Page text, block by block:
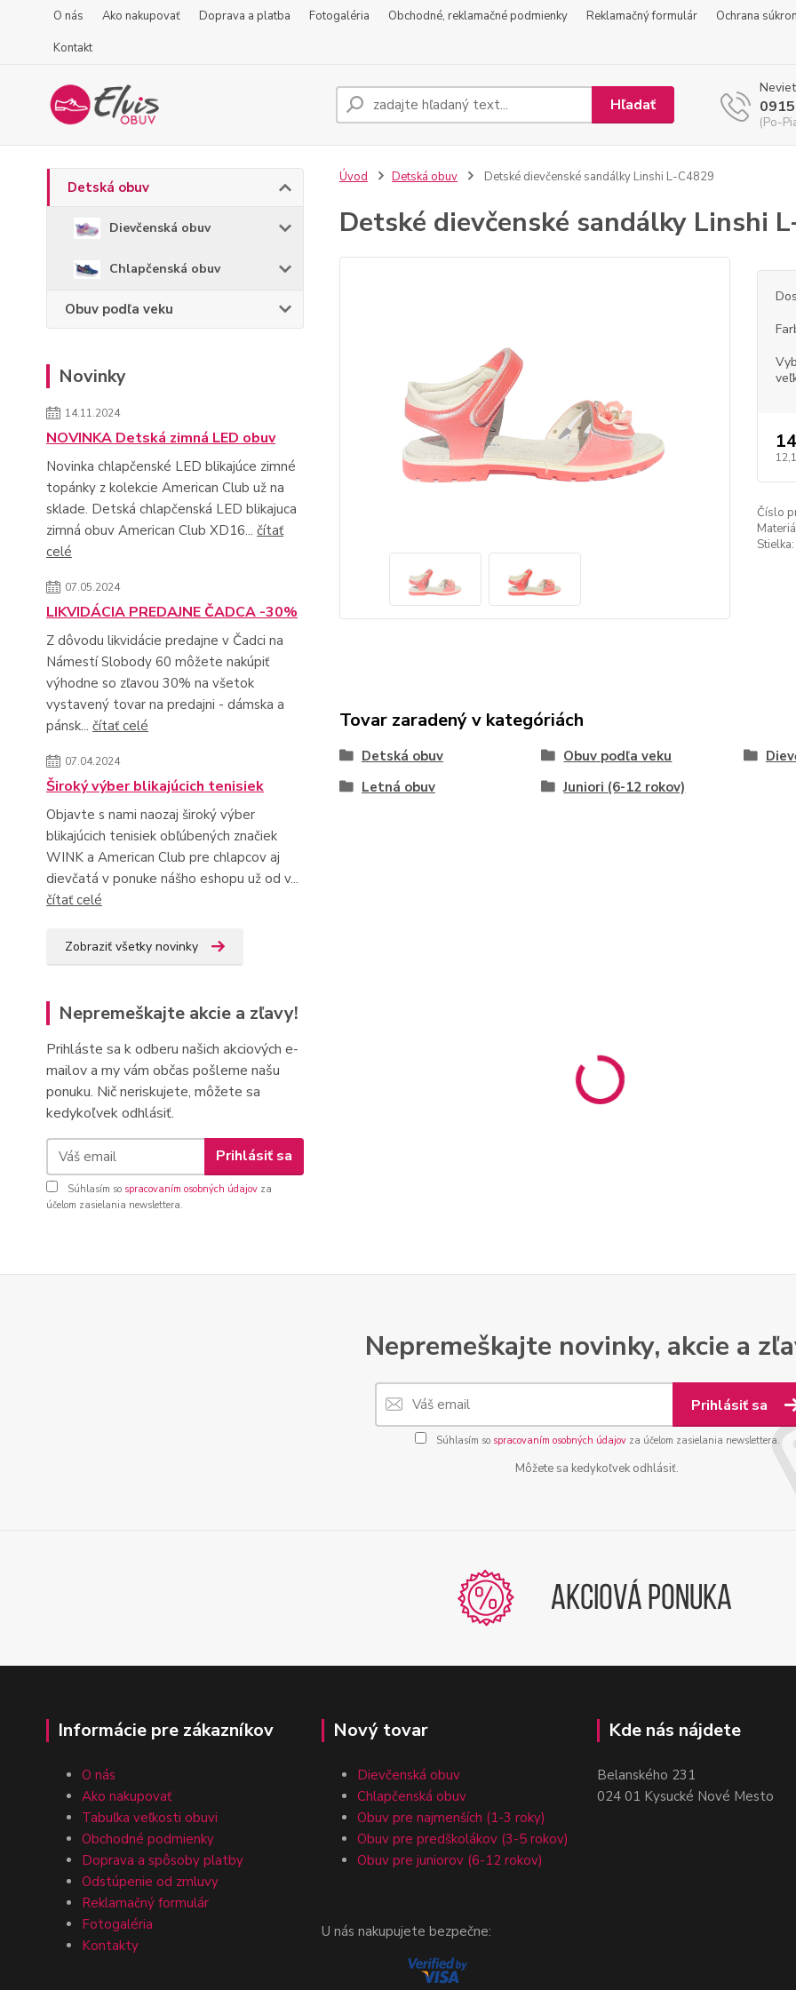
O nás Ako nakupovať Doprava a platba Fotogaléria Obchodné, reklamačné podmienky Reklamačný formulár
Ochrana
Kontakt
Hľadať
(Po-
Detská obuv
Dievčenská obuv
Chlapčenská obuv
Obuv podľa veku
Novinky
14.11.2024
NOVINKA Detská zimná LED obuv
Novinka chlapčenské LED blikajúce zimné
topánky z kolekcie American Club už na
sklade. Detská chlapčenská LED blikajuca
zimná obuv American Club XD16... čítať
celé
07.05.2024
LIKVIDÁCIA PREDAJNE ČADCA -30%
Z dôvodu likvidácie predajne v Čadci na
Námestí Slobody 60 môžete nakúpiť
výhodne so zľavou 30% na všetok
vystavený tovar na predajni - dámska a
pánsk... čítať celé
07.04.2024
Široký výber blikajúcich tenisiek
Objavte s nami naozaj široký výber
blikajúcich tenisiek obľúbených značiek
WINK a American Club pre chlapcov aj
dievčatá v ponuke nášho eshopu už od v...
čítať celé
Zobraziť všetky novinky
Nepremeškajte akcie a zľavy!
Prihláste sa k odberu našich akciových e-
mailov a my vám občas pošleme našu
ponuku. Nič neriskujete, môžete sa
kedykoľvek odhlásiť.
Prihlásiť sa
Súhlasím so spracovaním osobných údajov za
účelom zasielania newslettera.
Úvod Detská obuv Detské dievčenské sandálky Linshi L-C4829
Detské dievčenské sandálky Linshi
Číslo
Stielka:
Tovar zaradený v kategóriách
Detská obuv Obuv podľa veku
Letná obuv
Juniori (6-12 rokov)
Nepremeškajte novinky, akcie a
Prihlásiť sa
Súhlasím so spracovaním osobných údajovza účelom zasielania newslettera.
Môžete sa kedykoľvek odhlásiť.
Informácie pre zákazníkov
O nás
Ako nakupovať
Tabuľka veľkosti obuvi
Obchodné podmienky
Doprava a spôsoby platby
Odstúpenie od zmluvy
Reklamačný formulár
Fotogaléria
Kontakty
Nový tovar
Dievčenská obuv
Chlapčenská obuv
Obuv pre najmenších (1-3 roky)
Obuv pre predškolákov (3-5 rokov)
Obuv pre juniorov (6-12 rokov)
U nás nakupujete bezpečne:
Kde nás nájdete
Belanského 231
024 01 Kysucké Nové Mesto